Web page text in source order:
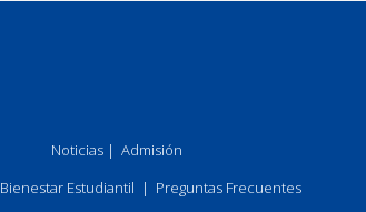
Noticias| Admisión
Bienestar Estudiantil | Preguntas Frecuentes